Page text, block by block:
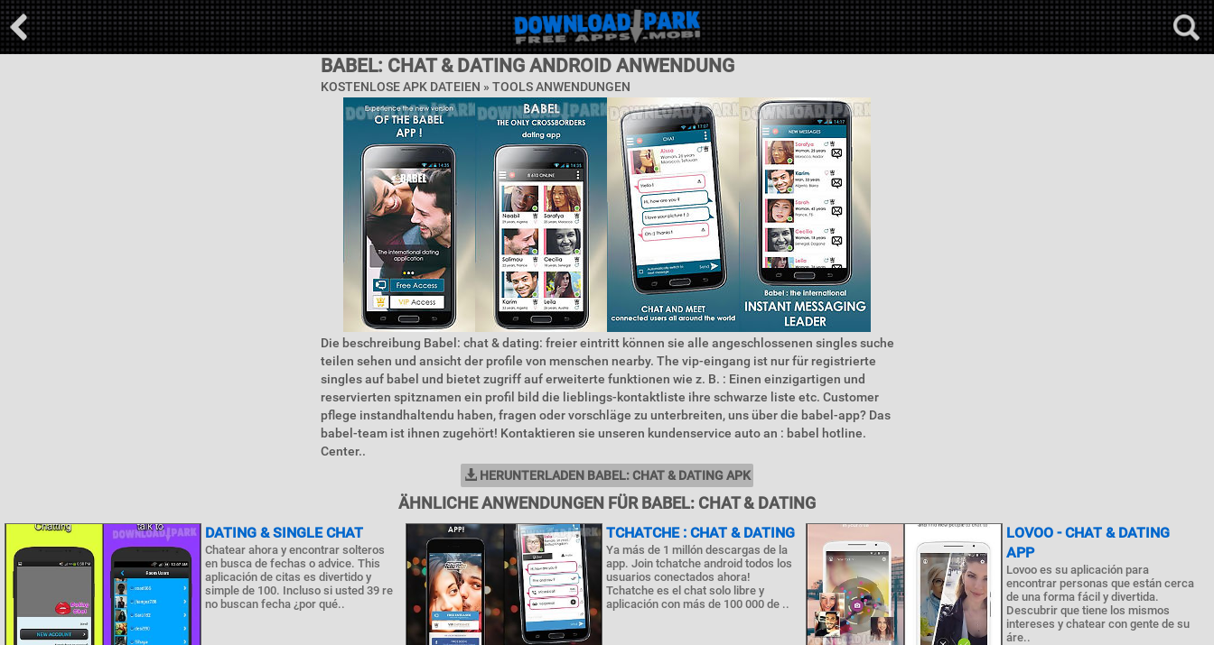
BABEL: CHAT & DATING ANDROID ANWENDUNG
KOSTENLOSE APK DATEIEN » TOOLS ANWENDUNGEN
Die beschreibung Babel: chat & dating: freier eintritt können sie alle angeschlossenen singles suche
teilen sehen und ansicht der profile von menschen nearby. The vip-eingang ist nur für registrierte
singles auf babel und bietet zugriff auf erweiterte funktionen wie z. B. : Einen einzigartigen und
reservierten spitznamen ein profil bild die lieblings-kontaktliste ihre schwarze liste etc. Customer
pflege instandhaltendu haben, fragen oder vorschläge zu unterbreiten, uns über die babel-app? Das
babel-team ist ihnen zugehört! Kontaktieren sie unseren kundenservice auto an : babel hotline.
Center..
HERUNTERLADEN BABEL: CHAT & DATING APK
ÄHNLICHE ANWENDUNGEN FÜR BABEL: CHAT & DATING
DATING & SINGLE CHAT
Chatear ahora y encontrar solteros
en busca de fechas o advice. This
aplicación de citas es divertido y
simple de 100. Incluso si usted 39 re
no buscan fecha ¿por qué..
TCHATCHE : CHAT & DATING
Ya más de 1 millón descargas de la
app. Join tchatche android todos los
usuarios conectados ahora!
Tchatche es el chat solo libre y
aplicación con más de 100 000 de ..
LOVOO - CHAT & DATING
APP
Lovoo es su aplicación para
encontrar personas que están cerca
de una forma fácil y divertida.
Descubrir que tiene los mismos
intereses y chatear con gente de su
áre..